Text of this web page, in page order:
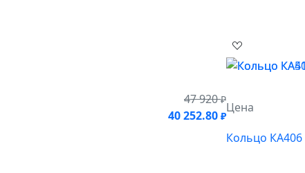
47 920₽
40 252.80 ₽
Цена
Кольцо КА406